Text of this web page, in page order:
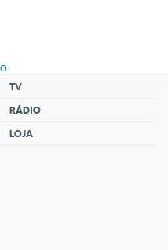
TV
RÁDIO
LOJA